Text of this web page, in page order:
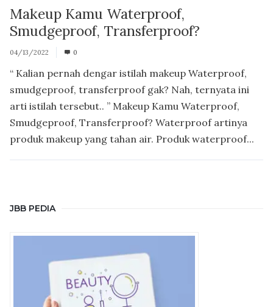
Makeup Kamu Waterproof,
Smudgeproof, Transferproof?
04/13/2022 0
“ Kalian pernah dengar istilah makeup Waterproof,
smudgeproof, transferproof gak? Nah, ternyata ini
arti istilah tersebut.. ” Makeup Kamu Waterproof,
Smudgeproof, Transferproof? Waterproof artinya
produk makeup yang tahan air. Produk waterproof...
JBB PEDIA